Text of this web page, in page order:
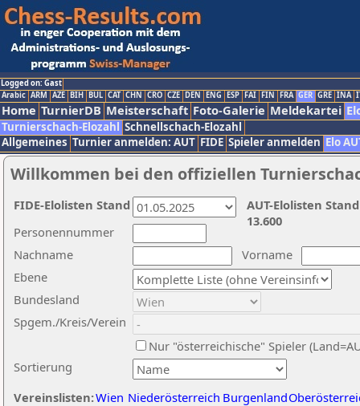
Logged on: Gast
Arabic ARM AZE BIH BUL CAT CHN CRO CZE DEN ENG ESP FAI FIN FRA GER GRE INA
Home TurnierDB Meisterschaft Foto-Galerie Meldekartei
Turnierschach-Elozahl Schnellschach-Elozahl
Allgemeines Turnier anmelden: AUT FIDE Spieler anmelden Elo
Willkommen bei den offiziellen
Nachname
Vorname
Ebene
Sortierung
Personennummer
Bundesland
Spgem./Kreis/Verein
Nur "österreichische" Spieler
Vereinslisten:Wien Niederösterreich Burgenland
AUT-Elolisten
13.600
FIDE-Elolisten Stand